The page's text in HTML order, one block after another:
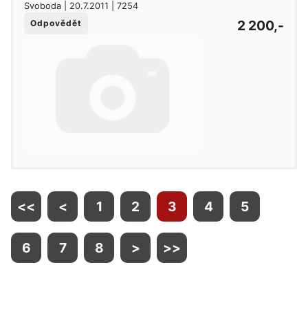
Svoboda | 20.7.2011 | 7254
Odpovědět
2 200,-
<< < 1 2 3 4 5
6 7 8 > >>